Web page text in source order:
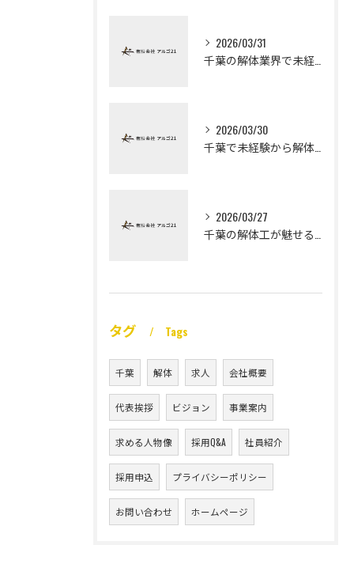
2026/03/31
2026/03/30
2026/03/27
タグ Tags
千葉 解体 求人 会社概要
代表挨拶 ビジョン 事業案内
求める人物像 採用Q&A 社員紹介
採用申込 プライバシーポリシー
お問い合わせ ホームページ